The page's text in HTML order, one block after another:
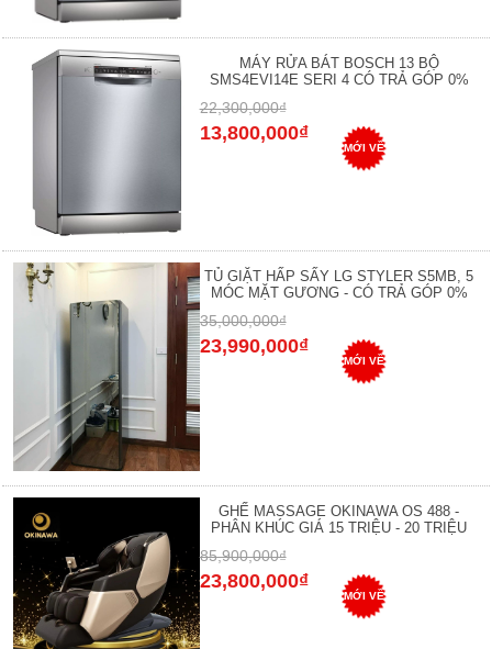
MÁY RỬA BÁT BOSCH 13 BỘ
SMS4EVI14E SERI 4 CÓ TRẢ GÓP 0%
22,300,000₫
13,800,000₫
MỚI VỀ
TỦ GIẶT HẤP SẤY LG STYLER S5MB, 5
MÓC MẶT GƯƠNG - CÓ TRẢ GÓP 0%
35,000,000₫
23,990,000₫
MỚI VỀ
GHẾ MASSAGE OKINAWA OS 488 -
PHÂN KHÚC GIÁ 15 TRIỆU - 20 TRIỆU
85,900,000₫
23,800,000₫
MỚI VỀ